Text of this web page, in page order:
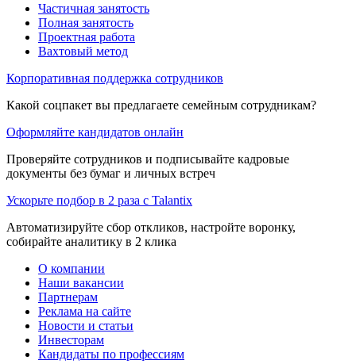
Частичная занятость
Полная занятость
Проектная работа
Вахтовый метод
Корпоративная поддержка сотрудников
Какой соцпакет вы предлагаете семейным сотрудникам?
Оформляйте кандидатов онлайн
Проверяйте сотрудников и подписывайте кадровые
документы без бумаг и личных встреч
Ускорьте подбор в 2 раза с Talantix
Автоматизируйте сбор откликов, настройте воронку,
собирайте аналитику в 2 клика
О компании
Наши вакансии
Партнерам
Реклама на сайте
Новости и статьи
Инвесторам
Кандидаты по профессиям